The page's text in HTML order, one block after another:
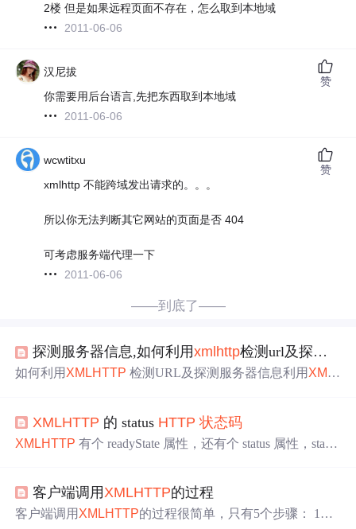
2楼 但是如果远程页面不存在，怎么取到本地域
2011-06-06
汉尼拔
你需要用后台语言,先把东西取到本地域
2011-06-06
赞
wcwtitxu
xmlhttp 不能跨域发出请求的。。。
所以你无法判断其它网站的页面是否 404
可考虑服务端代理一下
2011-06-06
赞
——到底了——
探测服务器信息,如何利用xml http检测url及探测服务器信息.docx
如何利用XMLHTTP 检测URL及探测服务器信息利用XML
rosoftXMLVersio n 2.0 (C:Wi nn tSystem32ms
ExplicitPrivateXmlHTTPAs New XMLHTTPRequestPrivat
XMLHTTP 的 status HTTP 状态码
XMLHTTP 有个 readyState 属性，还有个 status 属性，status
可能出现了 500服务器内部错误或404
等。我们可以在处理时加以判断。附 HTTP 状态码 ：长整
客户端调用 XMLHTTP的过程
客户端调用 XMLHTTP的过程很简单，只有5个步骤： 1、